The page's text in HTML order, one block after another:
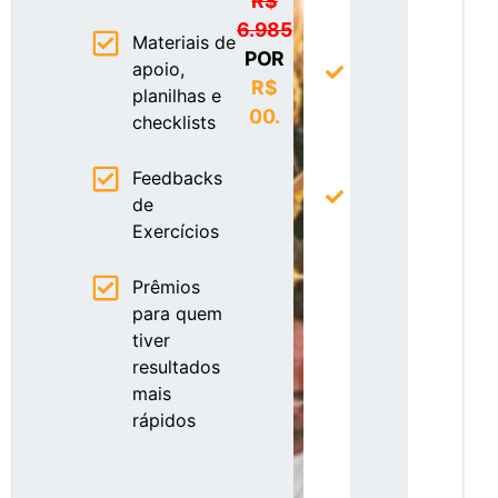
Materiais de
apoio,
planilhas e
checklists
Feedbacks
de
Exercícios
Prêmios
para quem
tiver
resultados
mais
rápidos
6.985
POR
R$
00.